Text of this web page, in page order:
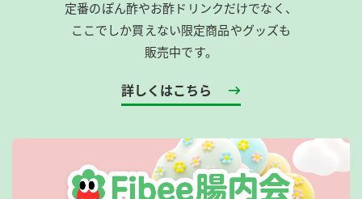
定番のぽん酢やお酢ドリンクだけでなく、
ここでしか買えない限定商品やグッズも
販売中です。
詳しくはこちら